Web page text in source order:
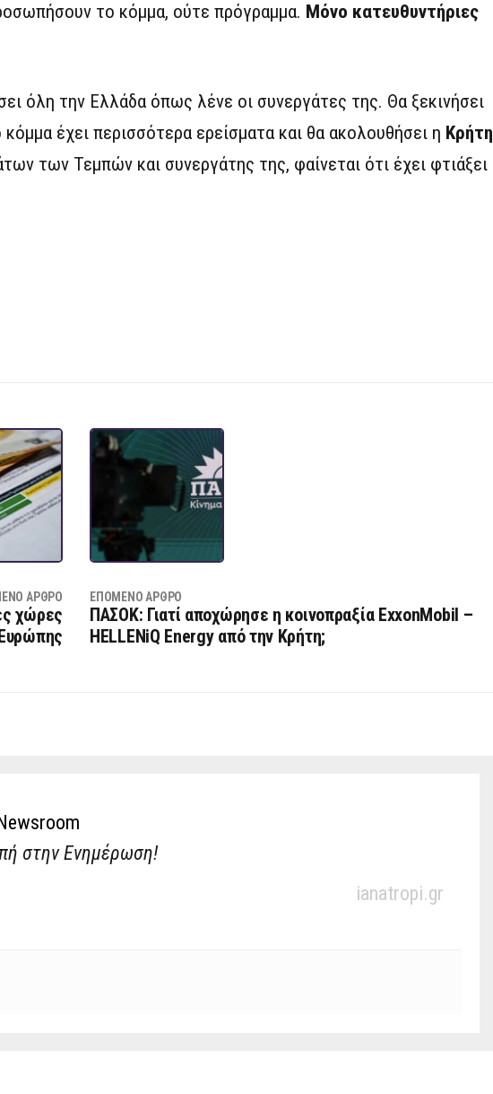
το κόμμα, ούτε πρόγραμμα. Μόνο κατευθυντήριες
όλη την Ελλάδα όπως λένε οι συνεργάτες της. Θα ξεκινήσει
κόμμα έχει περισσότερα ερείσματα και θα ακολουθήσει η Κρήτη
των Τεμπών και συνεργάτης της, φαίνεται ότι έχει φτιάξει
ΆΡΘΡΟ
χώρες
ΕΠΌΜΕΝΟ ΆΡΘΡΟ
ΠΑΣΟΚ: Γιατί αποχώρησε η κοινοπραξία ExxonMobil –
HELLENiQ Energy από την Κρήτη;
στην Ενημέρωση!
ianatropi.gr